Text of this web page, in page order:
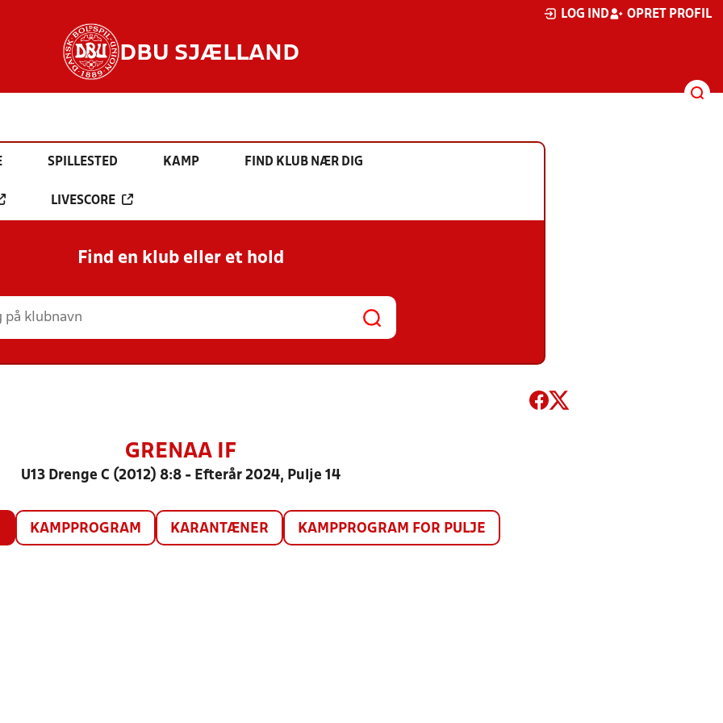
LOG IND OPRET PROFIL
DBU SJÆLLAND
SPILLESTED KAMP FIND KLUB NÆR DIG
LIVESCORE
Find en klub eller et hold
GRENAA IF
U13 Drenge C (2012) 8:8 - Efterår 2024, Pulje 14
KAMPPROGRAM KARANTÆNER KAMPPROGRAM FOR PULJE